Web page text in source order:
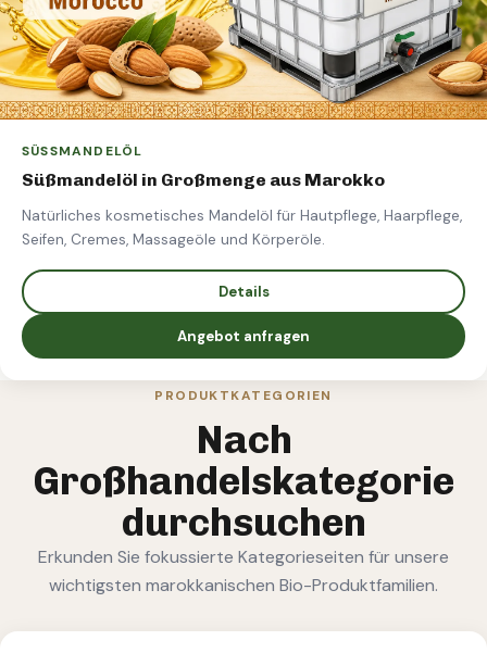
SÜSSMANDELÖL
Süßmandelöl in Großmenge aus Marokko
Natürliches kosmetisches Mandelöl für Hautpflege, Haarpflege,
Seifen, Cremes, Massageöle und Körperöle.
Details
Angebot anfragen
PRODUKTKATEGORIEN
Nach
Großhandelskategorie
durchsuchen
Erkunden Sie fokussierte Kategorieseiten für unsere
wichtigsten marokkanischen Bio-Produktfamilien.